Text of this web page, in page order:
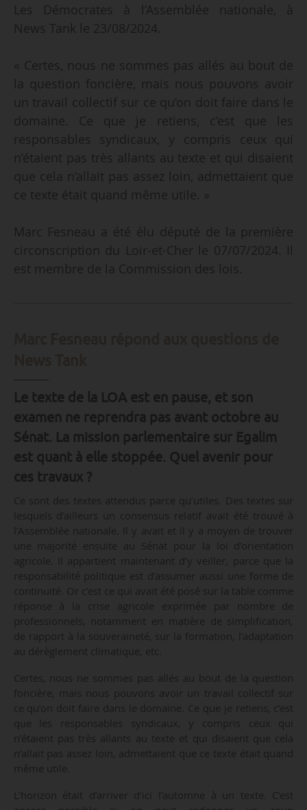
Les Démocrates à l’Assemblée nationale, à
News Tank le 23/08/2024.
« Certes, nous ne sommes pas allés au bout de
la question foncière, mais nous pouvons avoir
un travail collectif sur ce qu’on doit faire dans le
domaine. Ce que je retiens, c’est que les
responsables syndicaux, y compris ceux qui
n’étaient pas très allants au texte et qui disaient
que cela n’allait pas assez loin, admettaient que
ce texte était quand même utile. »
Marc Fesneau a été élu député de la première
circonscription du Loir-et-Cher le 07/07/2024. Il
est membre de la Commission des lois.
Le texte de la LOA est en pause, et son
examen ne reprendra pas avant octobre au
Sénat. La mission parlementaire sur Egalim
est quant à elle stoppée. Quel avenir pour
ces travaux ?
Ce sont des textes attendus parce qu’utiles. Des textes sur
lesquels d’ailleurs un consensus relatif avait été trouvé à
l’Assemblée nationale. Il y avait et il y a moyen de trouver
une majorité ensuite au Sénat pour la loi d’orientation
agricole. Il appartient maintenant d’y veiller, parce que la
responsabilité politique est d’assumer aussi une forme de
continuité. Or c’est ce qui avait été posé sur la table comme
réponse à la crise agricole exprimée par nombre de
professionnels, notamment en matière de simplification,
de rapport à la souveraineté, sur la formation, l’adaptation
au dérèglement climatique, etc.
Certes, nous ne sommes pas allés au bout de la question
foncière, mais nous pouvons avoir un travail collectif sur
ce qu’on doit faire dans le domaine. Ce que je retiens, c’est
que les responsables syndicaux, y compris ceux qui
n’étaient pas très allants au texte et qui disaient que cela
n’allait pas assez loin, admettaient que ce texte était quand
même utile.
L’horizon était d’arriver d’ici l’automne à un texte. C’est